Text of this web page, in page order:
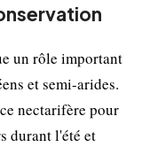
un rôle important
et semi-arides.
nectarifère pour
durant l'été et